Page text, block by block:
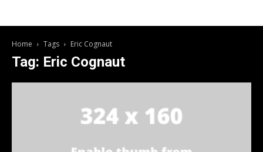
Home Tags Eric Cognaut
Tag: Eric Cognaut